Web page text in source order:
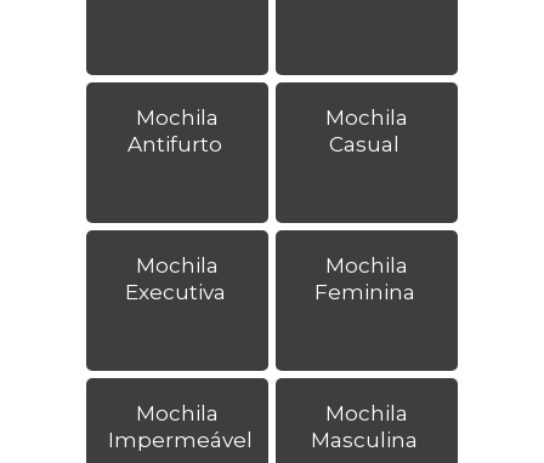
Mochila
Antifurto
Mochila
Casual
Mochila
Executiva
Mochila
Feminina
Mochila
Impermeável
Mochila
Masculina